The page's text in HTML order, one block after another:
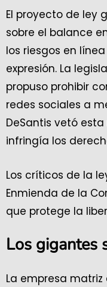
El proyecto de ley
sobre el balance
los riesgos en
expresión. La
propuso prohibir
redes sociales a
DeSantis vetó
infringía los
Los críticos de la
Enmienda de la
que protege la
Los gigantes
La empresa